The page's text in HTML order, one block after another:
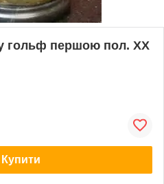
гольф першою пол. ХХ
Купити